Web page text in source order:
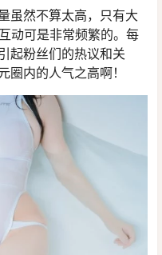
虽然不算太高，只有大
动可是非常频繁的。每
起粉丝们的热议和关
内的人气之高啊！